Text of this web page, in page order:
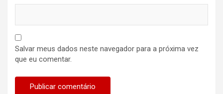
Salvar meus dados neste navegador para a próxima vez
que eu comentar.